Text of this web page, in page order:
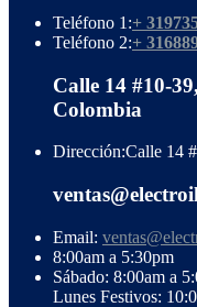
Teléfono 1:+
Teléfono 2:+
Calle 14 #10-
Colombia
Dirección:Calle 14
Email:
8:00am a 5:30pm
Sábado: 8:00am a
Lunes Festivos: